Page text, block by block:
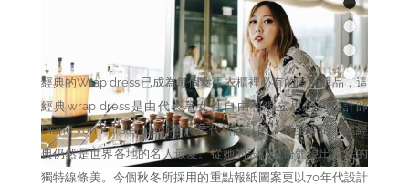
DVF
經典的Wrap dress已成為每個女生衣櫃裡必有的時尚單品，這
經典wrap dress是由代表著女性自由和獨立思想的設計師
Diane von Furstenberg在70年代所設計的。時至今日，這經
典仍然是世界各地的名人最愛。從她的設計充份體現出女性的
獨特線條美。今個秋冬所採用的重點報紙圖案更以70年代設計